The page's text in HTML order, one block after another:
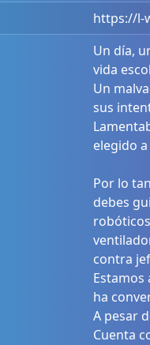
https://l-
Un día,
vida
Un
sus
elegido
Por lo
debes
contra
ha
A pesar
Cuenta